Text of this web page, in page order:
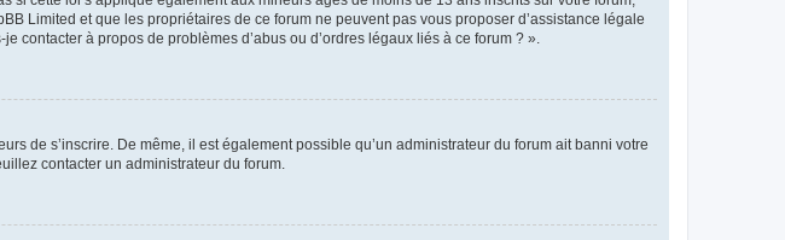
Limited et que les propriétaires de ce forum ne peuvent pas vous proposer d’assistance légale
contacter à propos de problèmes d’abus ou d’ordres légaux liés à ce forum ? ».
de s’inscrire. De même, il est également possible qu’un administrateur du forum ait banni votre
contacter un administrateur du forum.